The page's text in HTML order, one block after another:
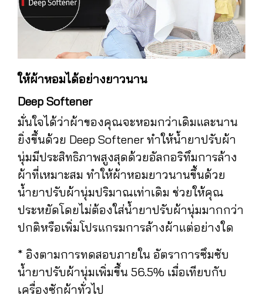
ให้ผ้าหอมได้อย่างยาวนาน
Deep Softener
มั่นใจได้ว่าผ้าของคุณจะหอมกว่าเดิมและนาน
ยิ่งขึ้นด้วย Deep Softener ทำให้น้ำยาปรับผ้า
นุ่มมีประสิทธิภาพสูงสุดด้วยอัลกอริทึมการล้าง
ผ้าที่เหมาะสม ทำให้ผ้าหอมยาวนานขึ้นด้วย
น้ำยาปรับผ้านุ่มปริมาณเท่าเดิม ช่วยให้คุณ
ประหยัดโดยไม่ต้องใส่น้ำยาปรับผ้านุ่มมากกว่า
ปกติหรือเพิ่มโปรแกรมการล้างผ้าแต่อย่างใด
* อิงตามการทดสอบภายใน อัตราการซึมซับ
น้ำยาปรับผ้านุ่มเพิ่มขึ้น 56.5% เมื่อเทียบกับ
เครื่องซักผ้าทั่วไป